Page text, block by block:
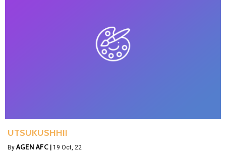
UTSUKUSHHII
By AGEN AFC | 19 Oct, 22